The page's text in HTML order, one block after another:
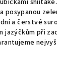
posypanou
a čerstvé
jazýčkům při